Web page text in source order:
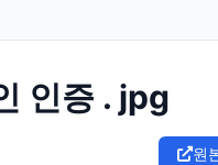
인증 . jpg
원